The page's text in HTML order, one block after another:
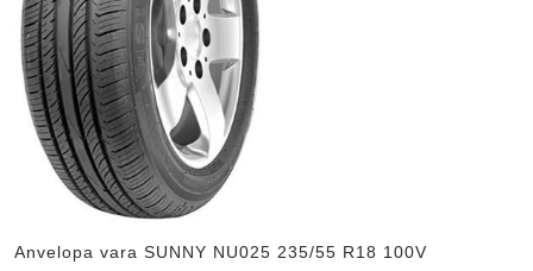
Anvelopa vara SUNNY NU025 235/55 R18 100V